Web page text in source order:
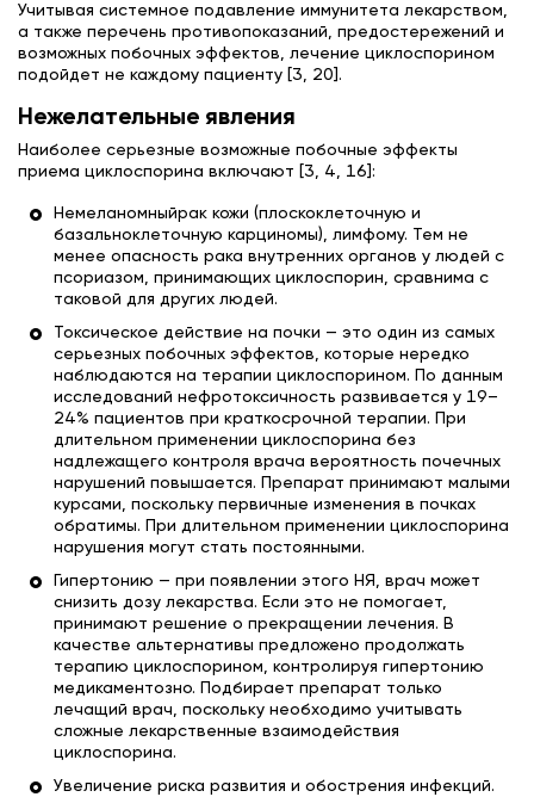
Учитывая системное подавление иммунитета лекарством,
а также перечень противопоказаний, предостережений и
возможных побочных эффектов, лечение циклоспорином
подойдет не каждому пациенту [3, 20].
Нежелательные явления
Наиболее серьезные возможные побочные эффекты
приема циклоспорина включают [3, 4, 16]:
Немеланомныйрак кожи (плоскоклеточную и
базальноклеточную карциномы), лимфому. Тем не
менее опасность рака внутренних органов у людей с
псориазом, принимающих циклоспорин, сравнима с
таковой для других людей.
Токсическое действие на почки — это один из самых
серьезных побочных эффектов, которые нередко
наблюдаются на терапии циклоспорином. По данным
исследований нефротоксичность развивается у 19–
24% пациентов при краткосрочной терапии. При
длительном применении циклоспорина без
надлежащего контроля врача вероятность почечных
нарушений повышается. Препарат принимают малыми
курсами, поскольку первичные изменения в почках
обратимы. При длительном применении циклоспорина
нарушения могут стать постоянными.
Гипертонию — при появлении этого НЯ, врач может
снизить дозу лекарства. Если это не помогает,
принимают решение о прекращении лечения. В
качестве альтернативы предложено продолжать
терапию циклоспорином, контролируя гипертонию
медикаментозно. Подбирает препарат только
лечащий врач, поскольку необходимо учитывать
сложные лекарственные взаимодействия
циклоспорина.
Увеличение риска развития и обострения инфекций.